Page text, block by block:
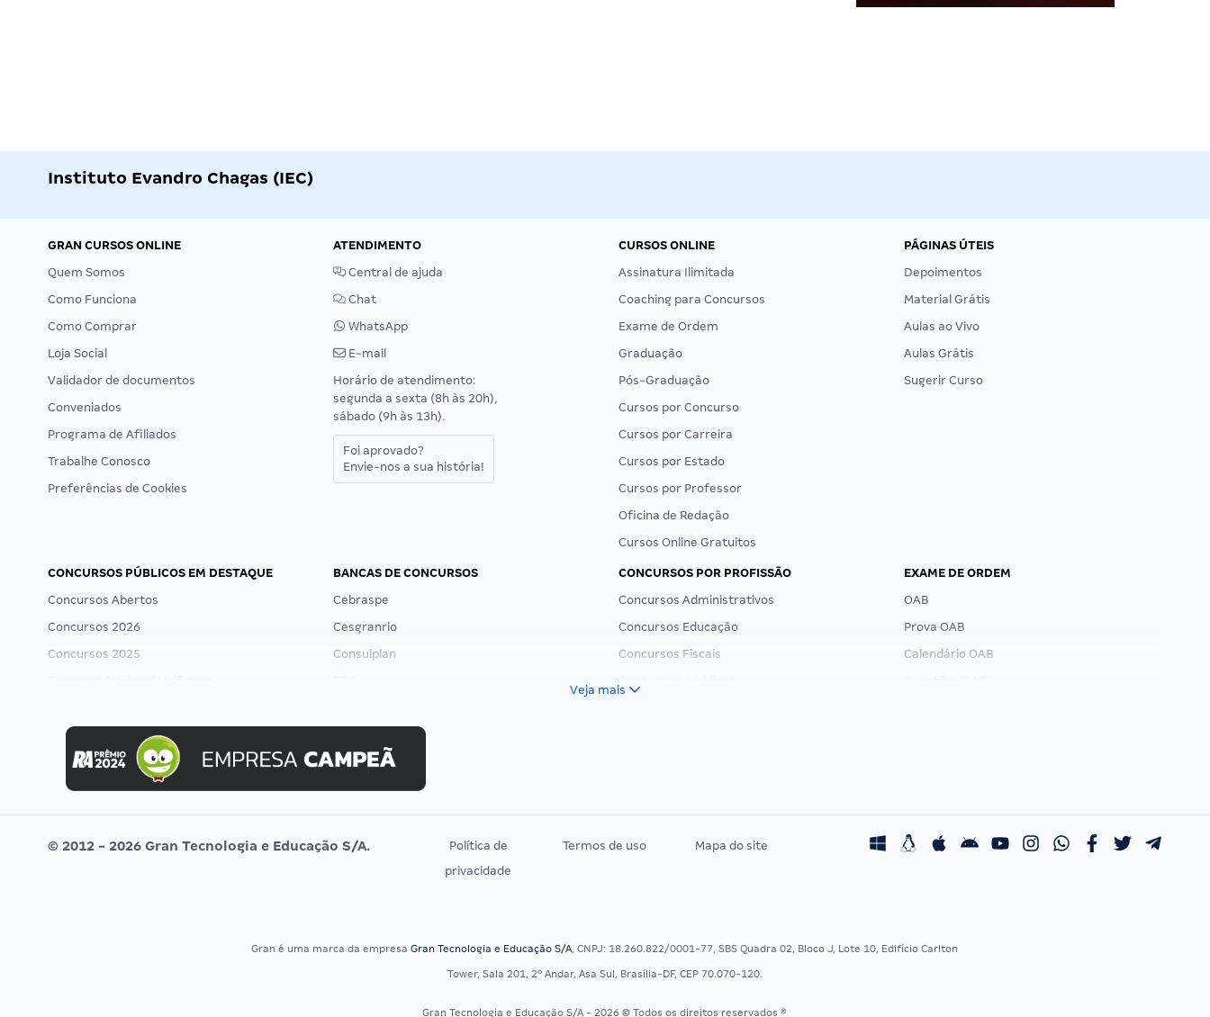
Instituto Evandro Chagas (IEC)
GRAN CURSOS ONLINE
Quem Somos
Como Funciona
Como Comprar
Loja Social
Validador de documentos
Conveniados
Programa de Afiliados
Trabalhe Conosco
Preferências de Cookies
ATENDIMENTO
Central de ajuda
Chat
WhatsApp
E-mail
Horário de atendimento:
segunda a sexta (8h às 20h),
sábado (9h às 13h).
Foi aprovado?
Envie-nos a sua história!
CURSOS ONLINE
Assinatura Ilimitada
Coaching para Concursos
Exame de Ordem
Graduação
Pós-Graduação
Cursos por Concurso
Cursos por Carreira
Cursos por Estado
Cursos por Professor
Oficina de Redação
Cursos Online Gratuitos
PÁGINAS ÚTEIS
Depoimentos
Material Grátis
Aulas ao Vivo
Aulas Grátis
Sugerir Curso
CONCURSOS PÚBLICOS EM DESTAQUE
Concursos Abertos
Concursos 2026
Concursos 2025
Concurso MPU
Editais publicados
BANCAS DE CONCURSOS
Cebraspe
Cesgranrio
Consulplan
Selecon
Uniase
Vunesp
CONCURSOS POR PROFISSÃO
Concursos Administrativos
Concursos Educação
Concursos Fiscais
Residência Multiprofissional
EXAME DE ORDEM
OAB
Prova OAB
Calendário OAB
Veja mais
© 2012 - 2026 Gran Tecnologia e Educação S/A.
Política de
privacidade
Termos de uso Mapa do site
Gran é uma marca da empresaGran Tecnologia e Educação S/A, CNPJ: 18.260.822/0001-77, SBS Quadra 02, Bloco J, Lote 10, Edifício Carlton
Tower, Sala 201, 2º Andar, Asa Sul, Brasília-DF, CEP 70.070-120.
Gran Tecnologia e Educação S/A - 2026 © Todos os direitos reservados ®